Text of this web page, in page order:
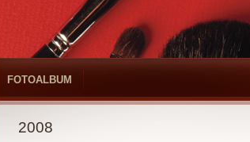
FOTOALBUM
2008